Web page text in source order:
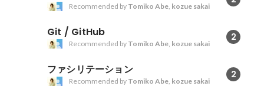
Recommended by Tomiko Abe kozue sakai
Git / GitHub 2
Recommended by Tomiko Abe kozue sakai
ファシリテーション 2
Recommended by Tomiko Abe kozue sakai